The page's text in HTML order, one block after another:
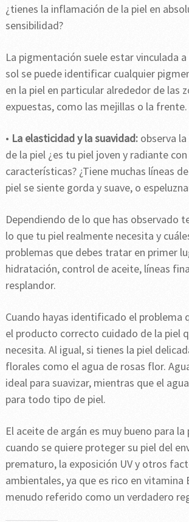
¿tienes la inflamación de la piel en
sensibilidad?
La pigmentación suele estar vinculada
sol se puede identificar cualquier
en la piel en particular alrededor de las
expuestas, como las mejillas o la frente.
• La elasticidad y la suavidad:observa
de la piel ¿es tu piel joven y radiante
características? ¿Tiene muchas líneas
piel se siente gorda y suave, o
Dependiendo de lo que has observado
lo que tu piel realmente necesita y
problemas que debes tratar en primer
hidratación, control de aceite, líneas
resplandor.
Cuando hayas identificado el problema
el producto correcto cuidado de la piel
necesita. Al igual, si tienes la piel
florales como el agua de rosas flor.
ideal para suavizar, mientras que el
para todo tipo de piel.
El aceite de argán es muy bueno para la
cuando se quiere proteger su piel del
prematuro, la exposición UV y otros
ambientales, ya que es rico en vitamina
menudo referido como un verdadero